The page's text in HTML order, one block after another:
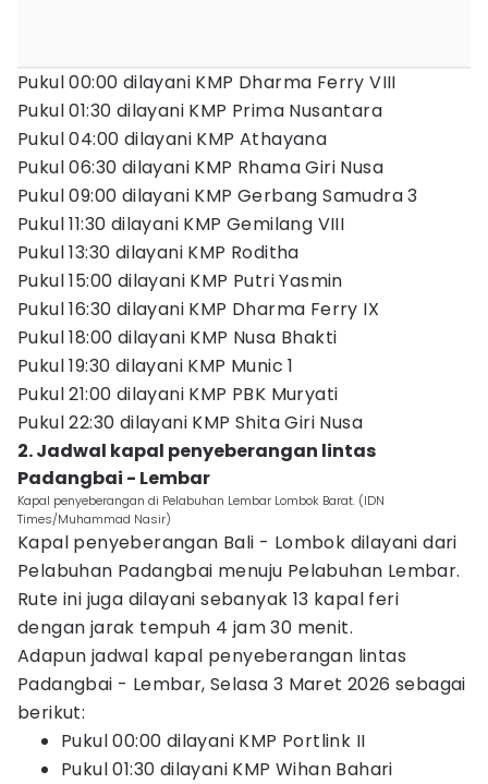
Pukul 00:00 dilayani KMP Dharma Ferry VIII
Pukul 01:30 dilayani KMP Prima Nusantara
Pukul 04:00 dilayani KMP Athayana
Pukul 06:30 dilayani KMP Rhama Giri Nusa
Pukul 09:00 dilayani KMP Gerbang Samudra 3
Pukul 11:30 dilayani KMP Gemilang VIII
Pukul 13:30 dilayani KMP Roditha
Pukul 15:00 dilayani KMP Putri Yasmin
Pukul 16:30 dilayani KMP Dharma Ferry IX
Pukul 18:00 dilayani KMP Nusa Bhakti
Pukul 19:30 dilayani KMP Munic 1
Pukul 21:00 dilayani KMP PBK Muryati
Pukul 22:30 dilayani KMP Shita Giri Nusa
2. Jadwal kapal penyeberangan lintas
Padangbai - Lembar
Kapal penyeberangan di Pelabuhan Lembar Lombok Barat. (IDN
Times/Muhammad Nasir)
Kapal penyeberangan Bali - Lombok dilayani dari
Pelabuhan Padangbai menuju Pelabuhan Lembar.
Rute ini juga dilayani sebanyak 13 kapal feri
dengan jarak tempuh 4 jam 30 menit.
Adapun jadwal kapal penyeberangan lintas
Padangbai - Lembar, Selasa 3 Maret 2026 sebagai
berikut:
Pukul 00:00 dilayani KMP Portlink II
Pukul 01:30 dilayani KMP Wihan Bahari